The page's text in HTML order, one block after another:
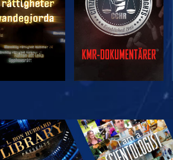
TITTA
UTFORSKA
SERIEN